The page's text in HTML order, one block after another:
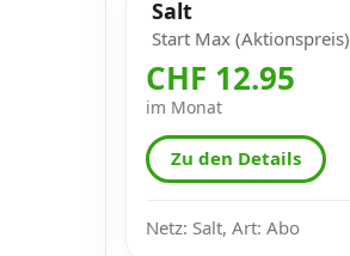
Salt
Start Max (Aktionspreis)
CHF 12.95
im Monat
Zu den Details
Netz: Salt, Art: Abo